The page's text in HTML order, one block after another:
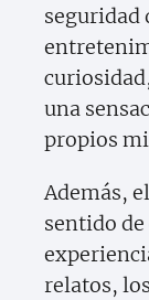
seguridad
una
propios
Además,
sentido
relatos,